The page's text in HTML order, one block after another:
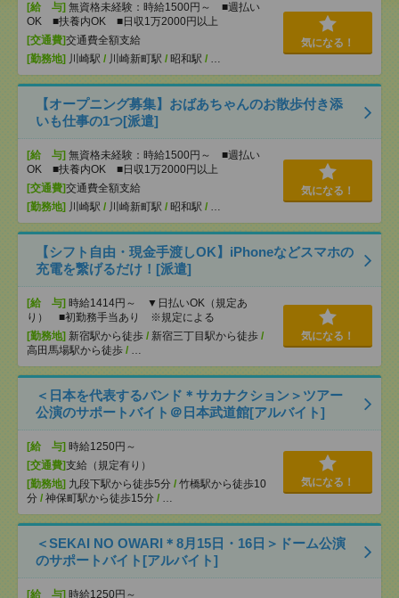
[給 与] 無資格未経験：時給1500円～ ■週払い
OK ■扶養内OK ■日収1万2000円以上
[交通費]交通費全額支給
[勤務地] 川崎駅 / 川崎新町駅 / 昭和駅 / …
気になる！
【オープニング募集】おばあちゃんのお散歩付き添
いも仕事の1つ[派遣]
[給 与] 無資格未経験：時給1500円～ ■週払い
OK ■扶養内OK ■日収1万2000円以上
[交通費]交通費全額支給
[勤務地] 川崎駅 / 川崎新町駅 / 昭和駅 / …
気になる！
【シフト自由・現金手渡しOK】iPhoneなどスマホの
充電を繋げるだけ！[派遣]
[給 与] 時給1414円～ ▼日払いOK（規定あ
り） ■初勤務手当あり ※規定による
[勤務地] 新宿駅から徒歩 / 新宿三丁目駅から徒歩 /
高田馬場駅から徒歩 / …
気になる！
＜日本を代表するバンド＊サカナクション＞ツアー
公演のサポートバイト＠日本武道館[アルバイト]
[給 与] 時給1250円～
[交通費]支給（規定有り）
[勤務地] 九段下駅から徒歩5分 / 竹橋駅から徒歩10
分 / 神保町駅から徒歩15分 / …
気になる！
＜SEKAI NO OWARI＊8月15日・16日＞ドーム公演
のサポートバイト[アルバイト]
[給 与] 時給1250円～